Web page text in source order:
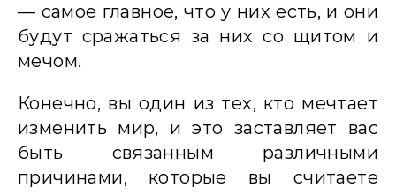
— самое главное, что у них есть, и они
будут сражаться за них со щитом и
мечом.
Конечно, вы один из тех, кто мечтает
изменить мир, и это заставляет вас
быть связанным различными
причинами, которые вы считаете